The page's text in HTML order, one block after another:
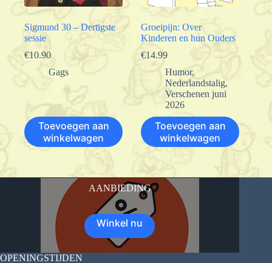
Sigmund 30 – Dertigste
sessie
€10.90
Gags
Toevoegen aan
winkelwagen
Groeipijn: Over
Kinderen en hun Ouders
€14.99
Humor,
Nederlandstalig,
Verschenen juni
2026
Toevoegen aan
winkelwagen
AANBIEDING
Winkel nu
OPENINGSTIJDEN